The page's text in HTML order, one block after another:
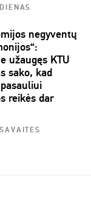
negyventų
užaugęs KTU
sako, kad
reikės dar